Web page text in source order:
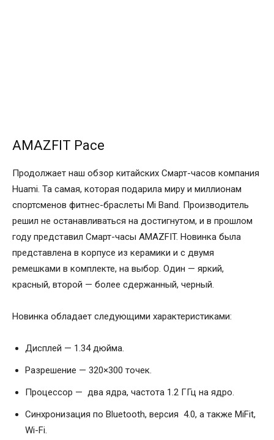
AMAZFIT Pace
Продолжает наш обзор китайских Смарт-часов компания
Huami. Та самая, которая подарила миру и миллионам
спортсменов фитнес-браслеты Mi Band. Производитель
решил не останавливаться на достигнутом, и в прошлом
году представил Смарт-часы AMAZFIT. Новинка была
представлена в корпусе из керамики и с двумя
ремешками в комплекте, на выбор. Один — яркий,
красный, второй — более сдержанный, черный.
Новинка обладает следующими характеристиками:
Дисплей — 1.34 дюйма.
Разрешение — 320×300 точек.
Процессор — два ядра, частота 1.2 ГГц на ядро.
Синхронизация по Bluetooth, версия 4.0, а также MiFit,
Wi-Fi.